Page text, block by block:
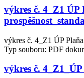
výkres č. 4_Z1 ÚP
výkres č. 4_Z1 ÚP
Typ souboru: PDF
výkres č.